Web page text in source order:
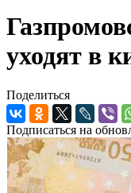
уходят в
Поделиться
Подписаться на